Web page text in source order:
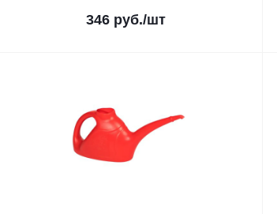
346 руб./шт